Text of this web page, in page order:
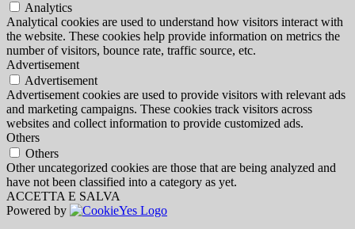
Analytics
Analytical cookies are used to understand how visitors interact with
the website. These cookies help provide information on metrics the
number of visitors, bounce rate, traffic source, etc.
Advertisement
Advertisement
Advertisement cookies are used to provide visitors with relevant ads
and marketing campaigns. These cookies track visitors across
websites and collect information to provide customized ads.
Others
Others
Other uncategorized cookies are those that are being analyzed and
have not been classified into a category as yet.
ACCETTA E SALVA
Powered by